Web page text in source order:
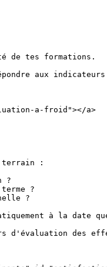
de tes formations.
aux
a-froid"></a>
terrain :
?
?
?
à la date
d'évaluation des